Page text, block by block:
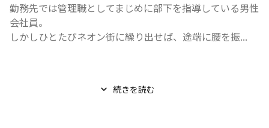
勤務先では管理職としてまじめに部下を指導している男性
会社員。
しかしひとたびネオン街に繰り出せば、途端に腰を振...
続きを読む